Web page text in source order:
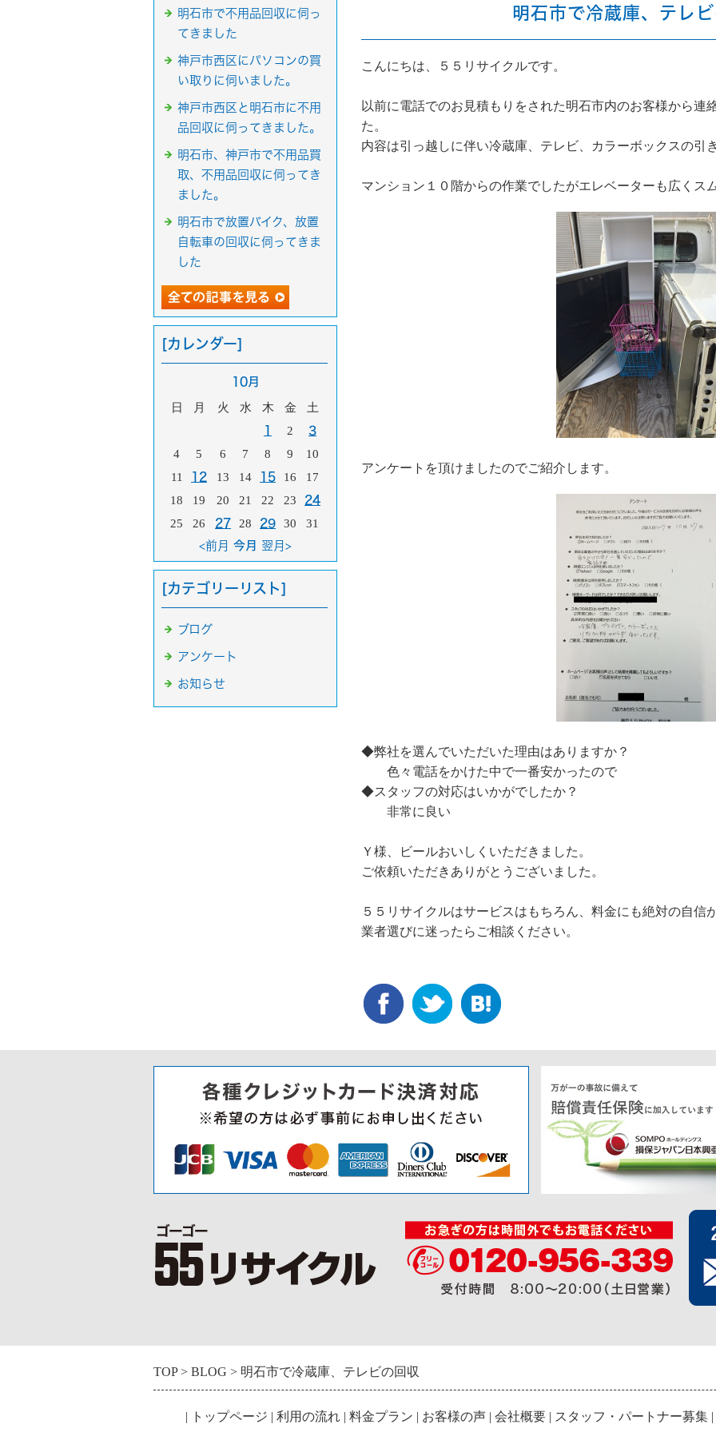
明石市で冷蔵庫、テレ
こんにちは、５５リサイクルです。
以前に電話でのお見積もりをされた明石市内のお客様から連
た。
内容は引っ越しに伴い冷蔵庫、テレビ、カラーボックスの引
マンション１０階からの作業でしたがエレベーターも広くス
アンケートを頂けましたのでご紹介します。
◆弊社を選んでいただいた理由はありますか？
色々電話をかけた中で一番安かったので
◆スタッフの対応はいかがでしたか？
非常に良い
Ｙ様、ビールおいしくいただきました。
ご依頼いただきありがとうございました。
５５リサイクルはサービスはもちろん、料金にも絶対の自信
業者選びに迷ったらご相談ください。
明石市で不用品回収に伺っ
てきました
神戸市西区にパソコンの買
い取りに伺いました。
神戸市西区と明石市に不用
品回収に伺ってきました。
明石市、神戸市で不用品買
取、不用品回収に伺ってき
ました。
明石市で放置バイク、放置
自転車の回収に伺ってきま
した
[カレンダー]
10月
日 月 火 水 木 金 土
1 2 3
4 5 6 7 8 9
10
11
12 13 14 15 16
17
18
19 20 21 22 23 24
25 26 27 28 29 30 31
<前月 今月 翌月>
[カテゴリーリスト]
ブログ
アンケート
お知らせ
TOP BLOG 明石市で冷蔵庫、テレビの回収
| トップページ | 利用の流れ | 料金プラン | お客様の声 | 会社概要 | スタッフ・パートナー募集 |